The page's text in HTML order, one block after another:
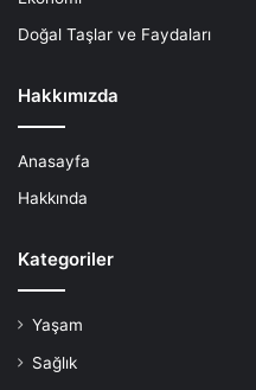
Doğal Taşlar ve Faydaları
Hakkımızda
Anasayfa
Hakkında
Kategoriler
Yaşam
Sağlık